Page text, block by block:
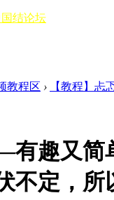
结论坛
教程区 › 【教程】
有趣又简
不定，所